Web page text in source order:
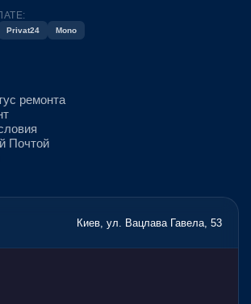
Privat24 Mono
ремонта
Почтой
Киев, ул. Вацлава Гавела, 53